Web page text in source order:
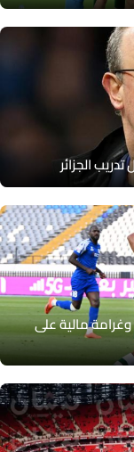
الجزائر
4 مباريات وغرامة مالية على